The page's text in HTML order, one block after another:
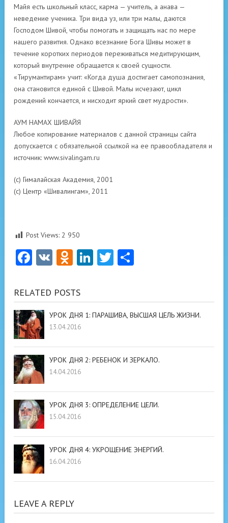
Майя есть школьный класс, карма — учитель, а анава —
неведение ученика. Три вида уз, или три малы, даются
Господом Шивой, чтобы помогать и защищать нас по мере
нашего развития. Однако всезнание Бога Шивы может в
течение коротких периодов переживаться медитирующим,
который внутренне обращается к своей сущности.
«Тирумантирам» учит: «Когда душа достигает самопознания,
она становится единой с Шивой. Малы исчезают, цикл
рождений кончается, и нисходит яркий свет мудрости».
АУМ НАМАХ ШИВАЙЯ
Любое копирование материалов с данной страницы сайта
допускается с обязательной ссылкой на ее правообладателя и
источник: www.sivalingam.ru
(с) Гималайская Академия, 2001
(с) Центр «Шивалингам», 2011
Post Views: 2 950
Facebook
VK Odnoklassniki
LinkedIn
Twitter
RELATED POSTS
УРОК ДНЯ 1: ПАРАШИВА, ВЫСШАЯ ЦЕЛЬ ЖИЗНИ.
13.04.2016
УРОК ДНЯ 2: РЕБЕНОК И ЗЕРКАЛО.
14.04.2016
УРОК ДНЯ 3: ОПРЕДЕЛЕНИЕ ЦЕЛИ.
15.04.2016
УРОК ДНЯ 4: УКРОЩЕНИЕ ЭНЕРГИЙ.
16.04.2016
LEAVE A REPLY